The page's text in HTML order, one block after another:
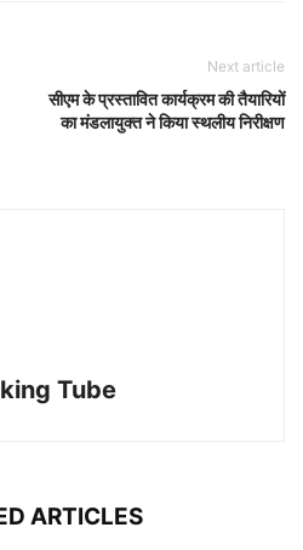
Next article
सीएम के प्रस्तावित कार्यक्रम की तैयारियों
का मंडलायुक्त ने किया स्थलीय निरीक्षण
Tube
ARTICLES